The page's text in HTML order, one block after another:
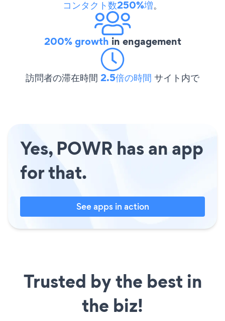
コンタクト数250%増。
200% growth in engagement
訪問者の滞在時間 2.5倍の時間 サイト内で
Yes, POWR has an app
for that.
See apps in action
Trusted by the best in
the biz!